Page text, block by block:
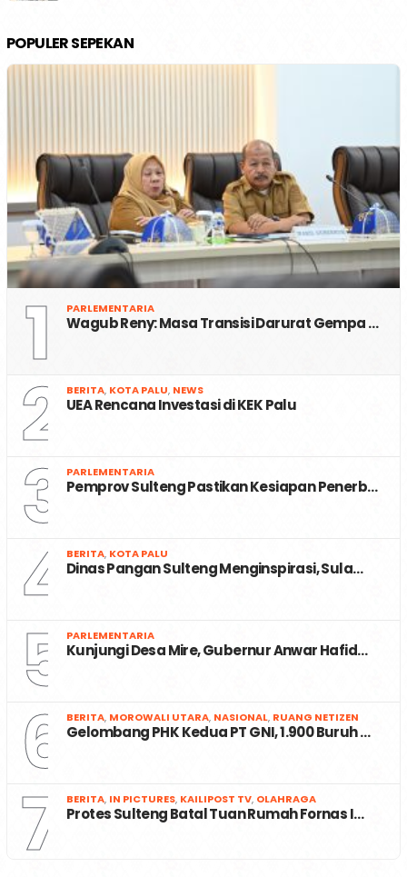
POPULER SEPEKAN
1 PARLEMENTARIA
Wagub Reny: Masa Transisi Darurat Gempa …
2 BERITA, KOTA PALU, NEWS
UEA Rencana Investasi di KEK Palu
3 PARLEMENTARIA
Pemprov Sulteng Pastikan Kesiapan Penerb…
4 BERITA, KOTA PALU
Dinas Pangan Sulteng Menginspirasi, Sula…
5 PARLEMENTARIA
Kunjungi Desa Mire, Gubernur Anwar Hafid…
6 BERITA, MOROWALI UTARA, NASIONAL, RUANG NETIZEN
Gelombang PHK Kedua PT GNI, 1.900 Buruh …
7 BERITA, IN PICTURES, KAILIPOST TV, OLAHRAGA
Protes Sulteng Batal Tuan Rumah Fornas I…